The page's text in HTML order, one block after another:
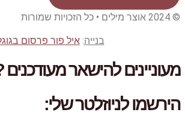
© 2024 אוצר מילים • כל הזכויות שמורות
בנייה:איל פור פרסום
מעוניינים להישאר מעודכנים
הירשמו לניוזלטר שלי: